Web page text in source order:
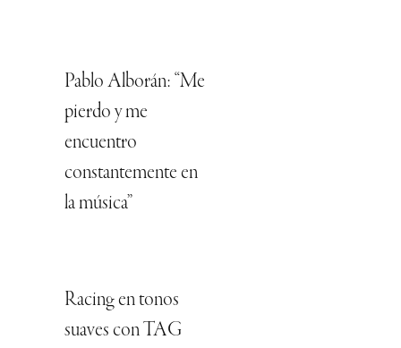
Pablo Alborán: “Me
pierdo y me
encuentro
constantemente en
la música”
Racing en tonos
suaves con TAG